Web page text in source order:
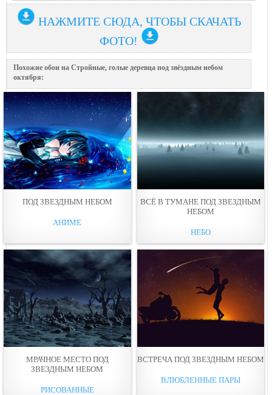
НАЖМИТЕ СЮДА, ЧТОБЫ СКАЧАТЬ
ФОТО!
Похожие обои на Стройные, голые деревца под звёздным небом
октября:
ПОД ЗВЕЗДНЫМ НЕБОМ
АНИМЕ
ВСЁ В ТУМАНЕ ПОД ЗВЕЗДНЫМ
НЕБОМ
НЕБО
МРАЧНОЕ МЕСТО ПОД
ЗВЕЗДНЫМ НЕБОМ
РИСОВАННЫЕ
ВСТРЕЧА ПОД ЗВЕЗДНЫМ НЕБОМ
ВЛЮБЛЕННЫЕ ПАРЫ